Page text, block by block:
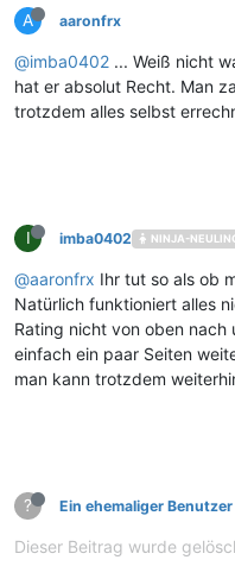
A aaronfrx
@imba0402 ... Weiß nicht
hat er absolut Recht. Man
trotzdem alles selbst
I imba0402 NINJA-
@aaronfrx Ihr tut so als ob
Natürlich funktioniert alles
Rating nicht von oben
einfach ein paar Seiten
man kann trotzdem
? Ein ehemaliger Benutzer
Dieser Beitrag wurde